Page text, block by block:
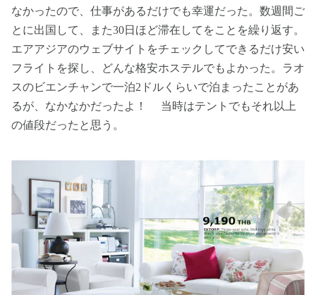
なかったので、仕事があるだけでも幸運だった。数週間ご
とに出国して、また30日ほど滞在してをことを繰り返す。
エアアジアのウェブサイトをチェックしてできるだけ安い
フライトを探し、どんな格安ホステルでもよかった。ラオ
スのビエンチャンで一泊2ドルくらいで泊まったことがあ
るが、なかなかだったよ！ 当時はテントでもそれ以上
の値段だったと思う。